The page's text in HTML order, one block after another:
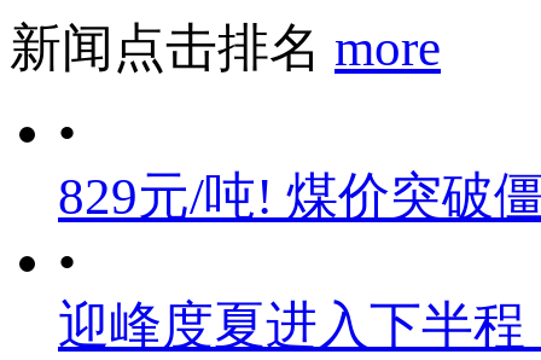
新闻点击排名 more
•
829元/吨! 煤价突破
•
迎峰度夏进入下半